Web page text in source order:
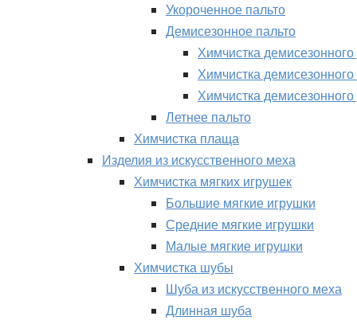
Укороченное пальто
Демисезонное пальто
Химчистка
Химчистка
Химчистка
Летнее пальто
Химчистка плаща
Изделия из искусственного меха
Химчистка мягких игрушек
Большие мягкие игрушки
Средние мягкие игрушки
Малые мягкие игрушки
Химчистка шубы
Шуба из искусственного меха
Длинная шуба